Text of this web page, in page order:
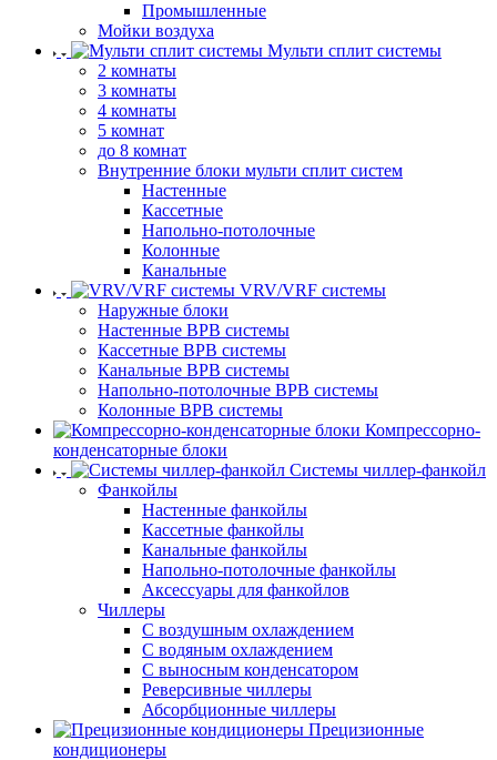
Промышленные
Мойки воздуха
Мульти сплит системы
2 комнаты
3 комнаты
4 комнаты
5 комнат
до 8 комнат
Внутренние блоки мульти сплит систем
Настенные
Кассетные
Напольно-потолочные
Колонные
Канальные
VRV/VRF системы
Наружные блоки
Настенные ВРВ системы
Кассетные ВРВ системы
Канальные ВРВ системы
Напольно-потолочные ВРВ системы
Колонные ВРВ системы
Компрессорно-
конденсаторные блоки
Системы чиллер-фанкойл
Фанкойлы
Настенные фанкойлы
Кассетные фанкойлы
Канальные фанкойлы
Напольно-потолочные фанкойлы
Аксессуары для фанкойлов
Чиллеры
С воздушным охлаждением
С водяным охлаждением
С выносным конденсатором
Реверсивные чиллеры
Абсорбционные чиллеры
Прецизионные
кондиционеры